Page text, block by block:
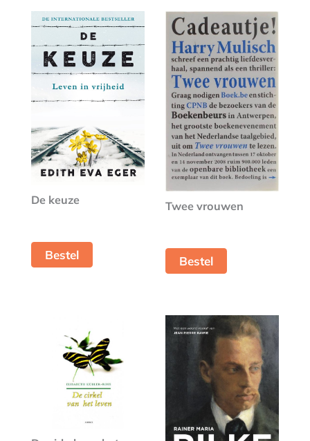
De keuze
Bestel
Twee vrouwen
Bestel